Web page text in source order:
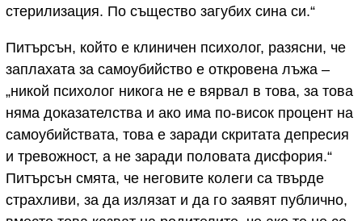
стерилизация. По същество загубих сина си.“
Питърсън, който е клиничен психолог, разясни, че
заплахата за самоубийство е откровена лъжа –
„никой психолог никога не е вярвал в това, за това
няма доказателства и ако има по-висок процент на
самоубийствата, това е заради скритата депресия
и тревожност, а не заради половата дисфория.“
Питърсън смята, че неговите колеги са твърде
страхливи, за да излязат и да го заявят публично,